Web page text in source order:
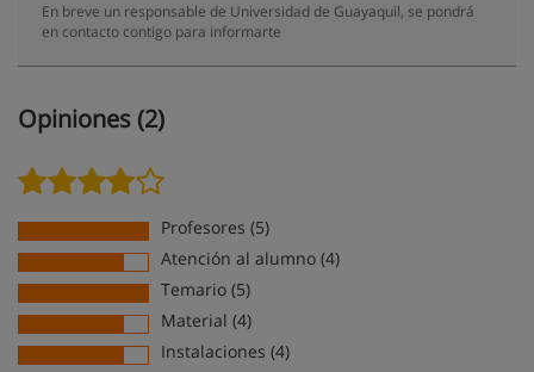
En breve un responsable de Universidad de Guayaquil, se pondrá
en contacto contigo para informarte
Opiniones (2)
Profesores (5)
Atención al alumno (4)
Temario (5)
Material (4)
Instalaciones (4)